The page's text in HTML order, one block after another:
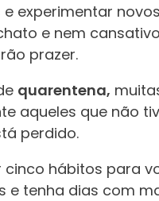
experimentar
e nem
prazer.
quarentena,
aqueles que não
perdido.
cinco hábitos para
e tenha dias com